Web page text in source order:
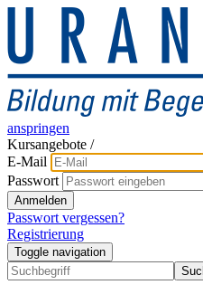
anspringen
Kursangebote /
E-Mail
Passwort
Anmelden
Passwort vergessen?
Registrierung
Toggle navigation